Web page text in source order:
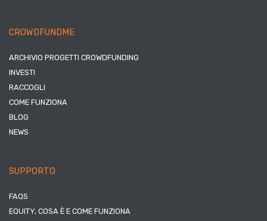
CROWDFUNDME
ARCHIVIO PROGETTI CROWDFUNDING
INVESTI
RACCOGLI
COME FUNZIONA
BLOG
NEWS
SUPPORTO
FAQS
EQUITY, COSA È E COME FUNZIONA